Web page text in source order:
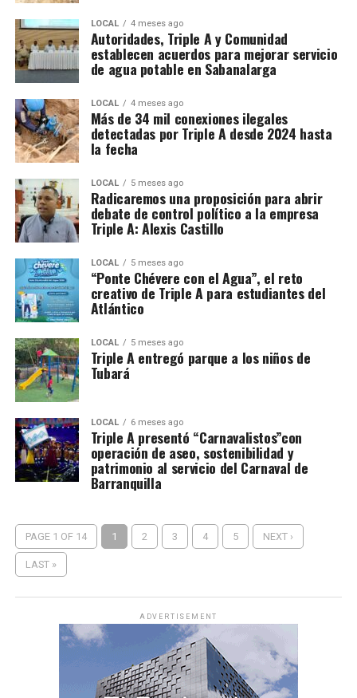
LOCAL 4 meses ago
Autoridades, Triple A y Comunidad
establecen acuerdos para mejorar servicio
de agua potable en Sabanalarga
LOCAL 4 meses ago
Más de 34 mil conexiones ilegales
detectadas por Triple A desde 2024 hasta
la fecha
LOCAL 5 meses ago
Radicaremos una proposición para abrir
debate de control político a la empresa
Triple A: Alexis Castillo
LOCAL 5 meses ago
“Ponte Chévere con el Agua”, el reto
creativo de Triple A para estudiantes del
Atlántico
LOCAL 5 meses ago
Triple A entregó parque a los niños de
Tubará
LOCAL 6 meses ago
Triple A presentó “Carnavalistos”con
operación de aseo, sostenibilidad y
patrimonio al servicio del Carnaval de
Barranquilla
PAGE 1 OF 14 1 2 3 4 5 NEXT ›
LAST »
ADVERTISEMENT